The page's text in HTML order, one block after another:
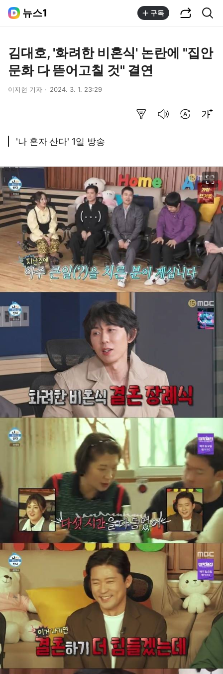
뉴스1 구독
김대호, '화려한 비혼식' 논란에 "집안
문화 다 뜯어고칠 것" 결연
이지현 기자 2024. 3. 1. 23:29
'나 혼자 산다' 1일 방송